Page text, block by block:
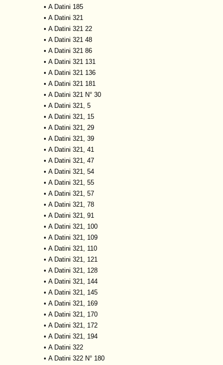
• A Datini 185
• A Datini 321
• A Datini 321 22
• A Datini 321 48
• A Datini 321 86
• A Datini 321 131
• A Datini 321 136
• A Datini 321 181
• A Datini 321 N° 30
• A Datini 321, 5
• A Datini 321, 15
• A Datini 321, 29
• A Datini 321, 39
• A Datini 321, 41
• A Datini 321, 47
• A Datini 321, 54
• A Datini 321, 55
• A Datini 321, 57
• A Datini 321, 78
• A Datini 321, 91
• A Datini 321, 100
• A Datini 321, 109
• A Datini 321, 110
• A Datini 321, 121
• A Datini 321, 128
• A Datini 321, 144
• A Datini 321, 145
• A Datini 321, 169
• A Datini 321, 170
• A Datini 321, 172
• A Datini 321, 194
• A Datini 322
• A Datini 322 N° 180